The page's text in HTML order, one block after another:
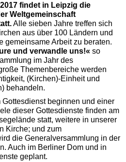
findet in Leipzig die
Weltgemeinschaft
Alle sieben Jahre treffen sich
aus über 100 Ländern und
gemeinsame Arbeit zu beraten.
und verwandle uns!« so
im Jahr des
Themenbereiche werden
(Kirchen)-Einheit und
behandeln.
beginnen und einer
dieser Gottesdienste finden am
statt, weitere in unserer
Kirche; und zum
die Generalversammlung in der
Auch im Berliner Dom und in
geplant.